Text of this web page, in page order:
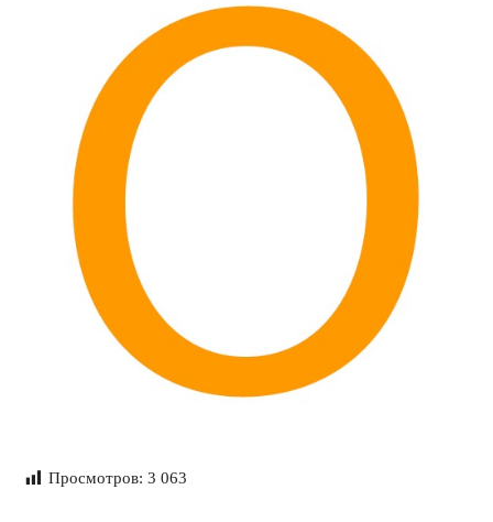
Просмотров: 3 063